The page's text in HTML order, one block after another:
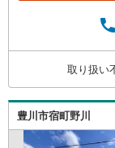
取り扱い
豊川市宿町野川